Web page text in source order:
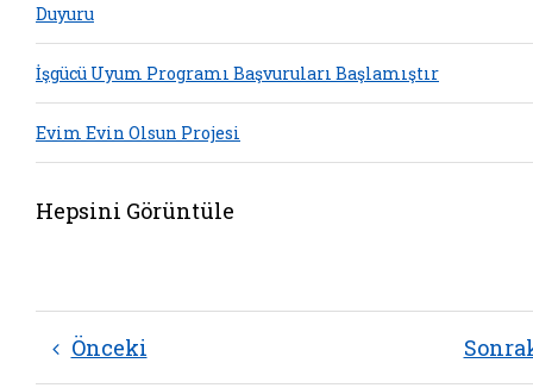
Duyuru
İşgücü Uyum Programı Başvuruları Başlamıştır
Evim Evin Olsun Projesi
Hepsini Görüntüle
Önceki